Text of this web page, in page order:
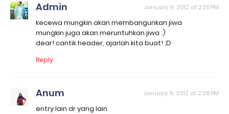
Admin January 9, 2012 at 2:25 PM
kecewa mungkin akan membangunkan jiwa
mungkin juga akan meruntuhkan jiwa :)
dear! cantik header, ajarlah kita buat! ;D
Reply
Anum January 9, 2012 at 2:28 PM
entry lain dr yang lain